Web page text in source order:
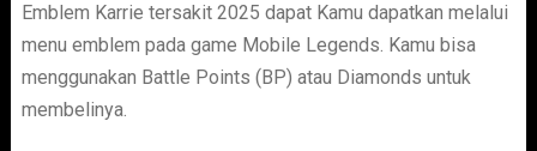
Emblem Karrie tersakit 2025 dapat Kamu dapatkan melalui
menu emblem pada game Mobile Legends. Kamu bisa
menggunakan Battle Points (BP) atau Diamonds untuk
membelinya.